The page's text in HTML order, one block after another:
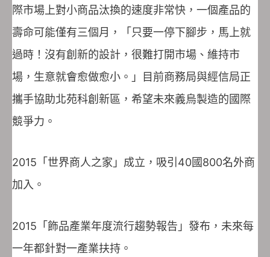
際市場上對小商品汰換的速度非常快，一個產品的
壽命可能僅有三個月，「只要一停下腳步，馬上就
過時！沒有創新的設計，很難打開市場、維持市
場，生意就會愈做愈小。」目前商務局與經信局正
攜手協助北苑科創新區，希望未來義烏製造的國際
競爭力。
2015「世界商人之家」成立，吸引40國800名外商
加入。
2015「飾品產業年度流行趨勢報告」發布，未來每
一年都針對一產業扶持。